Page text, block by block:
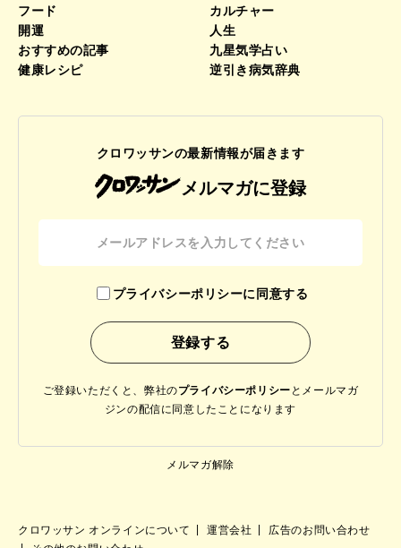
フード
カルチャー
開運
人生
おすすめの記事
九星気学占い
健康レシピ
逆引き病気辞典
クロワッサンの最新情報が届きます
メルマガに登録
プライバシーポリシーに同意する
ご登録いただくと、弊社のプライバシーポリシー と メールマガ
ジンの配信に同意したことになります
メルマガ解除
クロワッサン オンラインについて 運営会社
広告のお問い合わせ